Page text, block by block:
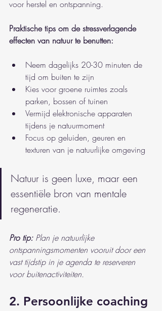
voor herstel en ontspanning.
Praktische tips om de stressverlagende
effecten van natuur te benutten:
Neem dagelijks 20-30 minuten de
tijd om buiten te zijn
Kies voor groene ruimtes zoals
parken, bossen of tuinen
Vermijd elektronische apparaten
tijdens je natuurmoment
Focus op geluiden, geuren en
texturen van je natuurlijke omgeving
Natuur is geen luxe, maar een
essentiële bron van mentale
regeneratie.
Pro tip: Plan je natuurlijke
ontspanningsmomenten vooruit door een
vast tijdstip in je agenda te reserveren
voor buitenactiviteiten.
2. Persoonlijke coaching